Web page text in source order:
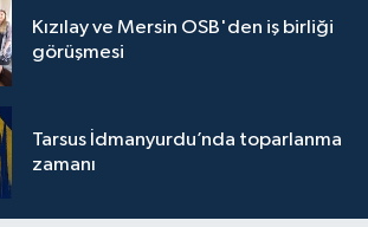
Kızılay ve Mersin OSB'den iş birliği
görüşmesi
Tarsus İdmanyurdu’nda toparlanma
zamanı